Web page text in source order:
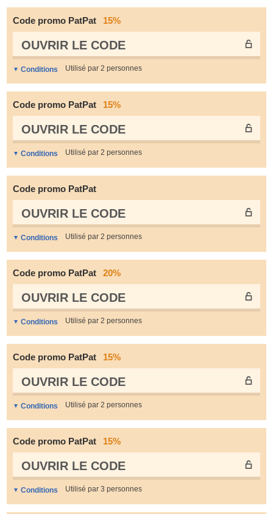
Code promo PatPat 15%
OUVRIR LE СODE
Conditions Utilisé par 2 personnes
Code promo PatPat 15%
OUVRIR LE СODE
Conditions Utilisé par 2 personnes
Code promo PatPat
OUVRIR LE СODE
Conditions Utilisé par 2 personnes
Code promo PatPat 20%
OUVRIR LE СODE
Conditions Utilisé par 2 personnes
Code promo PatPat 15%
OUVRIR LE СODE
Conditions Utilisé par 2 personnes
Code promo PatPat 15%
OUVRIR LE СODE
Conditions Utilisé par 3 personnes